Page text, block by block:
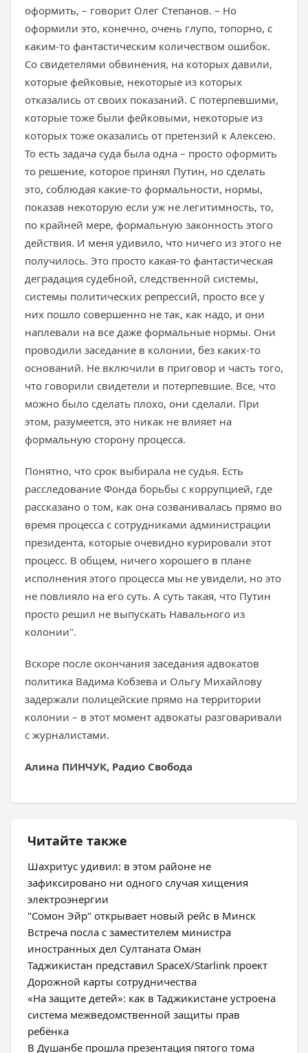
оформить, – говорит Олег Степанов. – Но
оформили это, конечно, очень глупо, топорно, с
каким-то фантастическим количеством ошибок.
Со свидетелями обвинения, на которых давили,
которые фейковые, некоторые из которых
отказались от своих показаний. С потерпевшими,
которые тоже были фейковыми, некоторые из
которых тоже оказались от претензий к Алексею.
То есть задача суда была одна – просто оформить
то решение, которое принял Путин, но сделать
это, соблюдая какие-то формальности, нормы,
показав некоторую если уж не легитимность, то,
по крайней мере, формальную законность этого
действия. И меня удивило, что ничего из этого не
получилось. Это просто какая-то фантастическая
деградация судебной, следственной системы,
системы политических репрессий, просто все у
них пошло совершенно не так, как надо, и они
наплевали на все даже формальные нормы. Они
проводили заседание в колонии, без каких-то
оснований. Не включили в приговор и часть того,
что говорили свидетели и потерпевшие. Все, что
можно было сделать плохо, они сделали. При
этом, разумеется, это никак не влияет на
формальную сторону процесса.
Понятно, что срок выбирала не судья. Есть
расследование Фонда борьбы с коррупцией, где
рассказано о том, как она созванивалась прямо во
время процесса с сотрудниками администрации
президента, которые очевидно курировали этот
процесс. В общем, ничего хорошего в плане
исполнения этого процесса мы не увидели, но это
не повлияло на его суть. А суть такая, что Путин
просто решил не выпускать Навального из
колонии".
Вскоре после окончания заседания адвокатов
политика Вадима Кобзева и Ольгу Михайлову
задержали полицейские прямо на территории
колонии – в этот момент адвокаты разговаривали
с журналистами.
Алина ПИНЧУК, Радио Свобода
Читайте также
Шахритус удивил: в этом районе не
зафиксировано ни одного случая хищения
электроэнергии
"Сомон Эйр" открывает новый рейс в Минск
Встреча посла с заместителем министра
иностранных дел Султаната Оман
Таджикистан представил SpaceX/Starlink проект
Дорожной карты сотрудничества
«На защите детей»: как в Таджикистане устроена
система межведомственной защиты прав
ребёнка
В Душанбе прошла презентация пятого тома